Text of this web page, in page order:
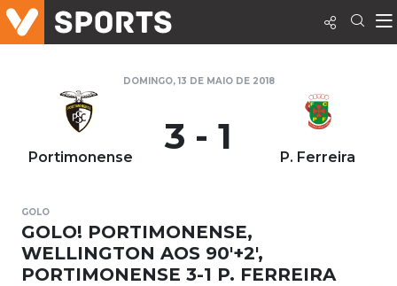
DOMINGO, 13 DE MAIO DE 2018
Portimonense 3 - 1 P. Ferreira
GOLO
GOLO! PORTIMONENSE,
WELLINGTON AOS 90'+2',
PORTIMONENSE 3-1 P. FERREIRA